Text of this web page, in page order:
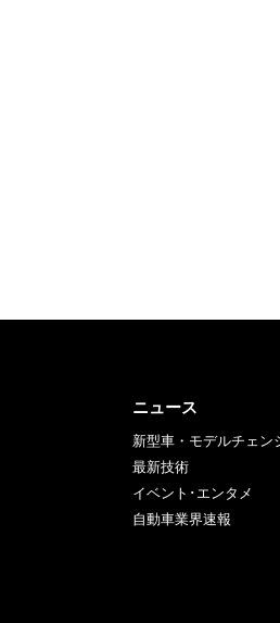
ニュース
新型車・モデルチェン
最新技術
イベント･エンタメ
自動車業界速報